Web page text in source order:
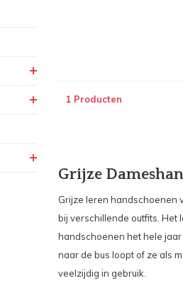
1 Producten
Grijze
Grijze leren handschoenen
bij verschillende outfits. Het
handschoenen het hele
naar de bus loopt of ze als
veelzijdig in gebruik.